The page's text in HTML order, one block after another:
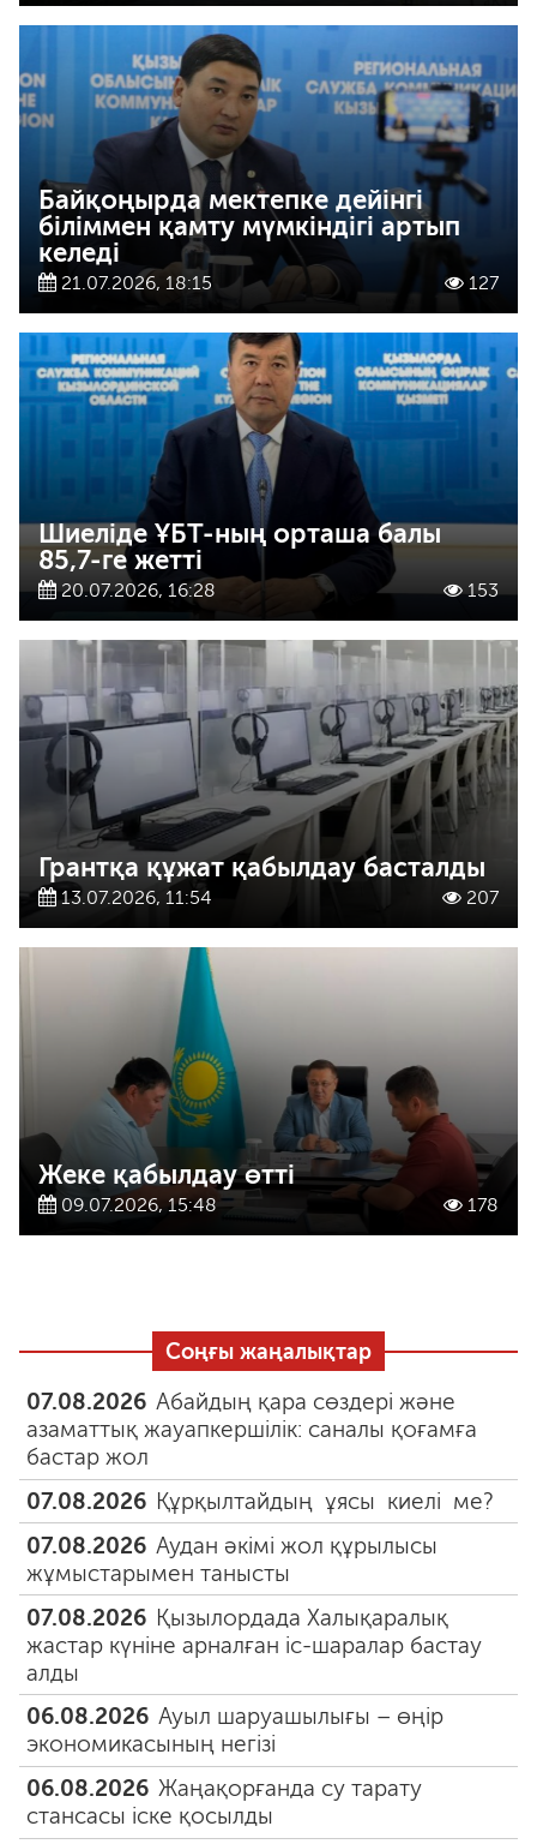
Байқоңырда мектепке дейінгі
біліммен қамту мүмкіндігі артып
келеді
21.07.2026, 18:15 127
Шиеліде ҰБТ-ның орташа балы
85,7-ге жетті
20.07.2026, 16:28 153
Грантқа құжат қабылдау басталды
13.07.2026, 11:54 207
Жеке қабылдау өтті
09.07.2026, 15:48 178
Соңғы жаңалықтар
07.08.2026 Абайдың қара сөздері және
азаматтық жауапкершілік: саналы қоғамға
бастар жол
07.08.2026 Құрқылтайдың ұясы киелі ме?
07.08.2026 Аудан әкімі жол құрылысы
жұмыстарымен танысты
07.08.2026 Қызылордада Халықаралық
жастар күніне арналған іс-шаралар бастау
алды
06.08.2026 Ауыл шаруашылығы – өңір
экономикасының негізі
06.08.2026 Жаңақорғанда су тарату
стансасы іске қосылды